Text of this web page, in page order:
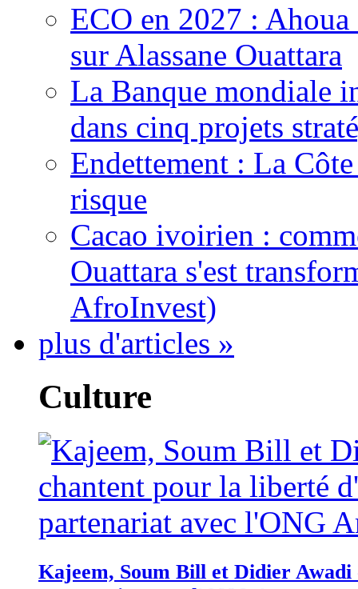
ECO en 2027 :
sur Alassane Ouattara
La Banque mondiale
dans cinq projets
Endettement : La
risque
Cacao ivoirien :
Ouattara s'est
AfroInvest)
plus d'articles »
Culture
Kajeem, Soum Bill et Didier